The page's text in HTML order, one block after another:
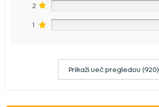
2
1
Prikaži več pregledov (920)